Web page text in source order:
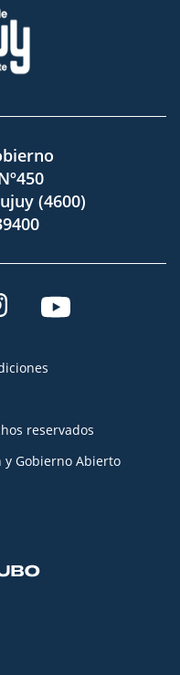
(4600)
reservados
y Gobierno Abierto